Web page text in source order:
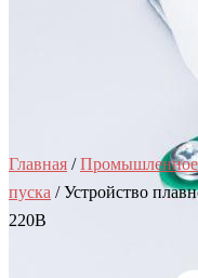
Главная /Промышленное
пуска / Устройство
220В